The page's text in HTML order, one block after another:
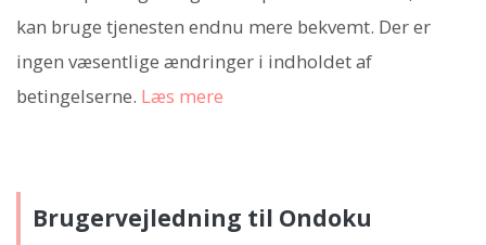
kan bruge tjenesten endnu mere bekvemt. Der er
ingen væsentlige ændringer i indholdet af
betingelserne. Læs mere
Brugervejledning til Ondoku